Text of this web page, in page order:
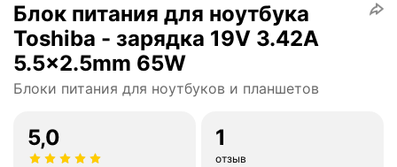
Блок питания для ноутбука
Toshiba - зарядка 19V 3.42A
5.5x2.5mm 65W
Блоки питания для ноутбуков и планшетов
5,0 1
отзыв